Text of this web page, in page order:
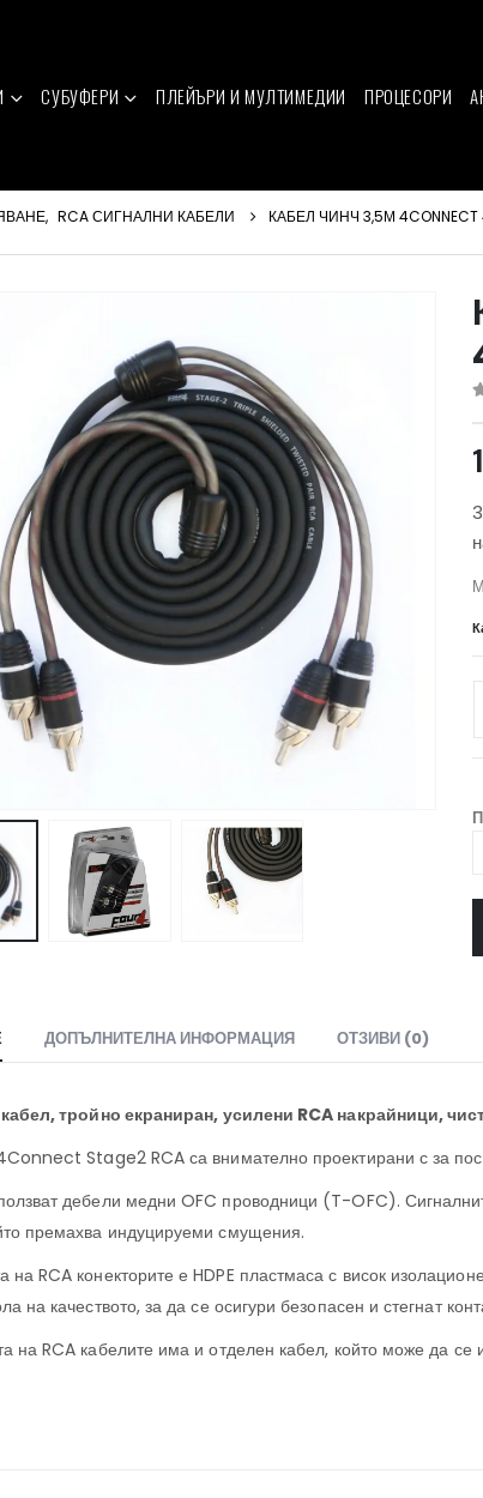
СУБУФЕРИ ПЛЕЙЪРИ И МУЛТИМЕДИИ ПРОЦЕСОРИ
, RCA СИГНАЛНИ КАБЕЛИ КАБЕЛ ЧИНЧ 3,5М 4CONNECT
ДОПЪЛНИТЕЛНА ИНФОРМАЦИЯ ОТЗИВИ (0)
тройно екраниран, усилени RCA накрайници,
Stage2 RCA са внимателно проектирани с за
дебели медни OFC проводници (T-OFC).
премахва индуцируеми смущения.
на RCA конекторите е HDPE пластмаса с висок
на качеството, за да се осигури безопасен и стегнат
на RCA кабелите има и отделен кабел, който може да